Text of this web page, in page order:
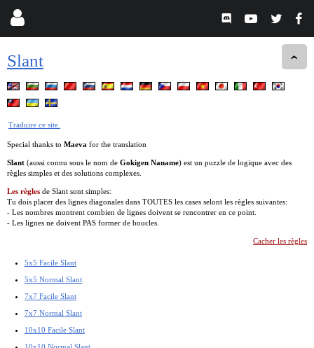
Slant
Traduire ce site.
Special thanks to Maeva for the translation
Slant (aussi connu sous le nom de Gokigen Naname) est un puzzle de logique avec des
règles simples et des solutions complexes.
Les règles de Slant sont simples:
Tu dois placer des lignes diagonales dans TOUTES les cases selont les règles suivantes:
- Les nombres montrent combien de lignes doivent se rencontrer en ce point.
- Les lignes ne doivent PAS former de boucles.
Cacher les règles
5x5 Facile Slant
5x5 Normal Slant
7x7 Facile Slant
7x7 Normal Slant
10x10 Facile Slant